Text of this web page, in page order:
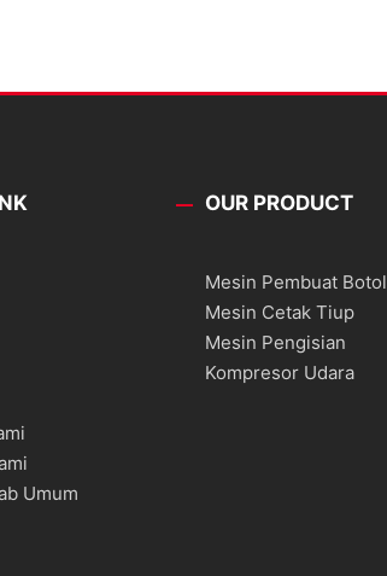
Umum
OUR PRODUCT
Mesin Pembuat Botol
Mesin Cetak Tiup
Mesin Pengisian
Kompresor Udara